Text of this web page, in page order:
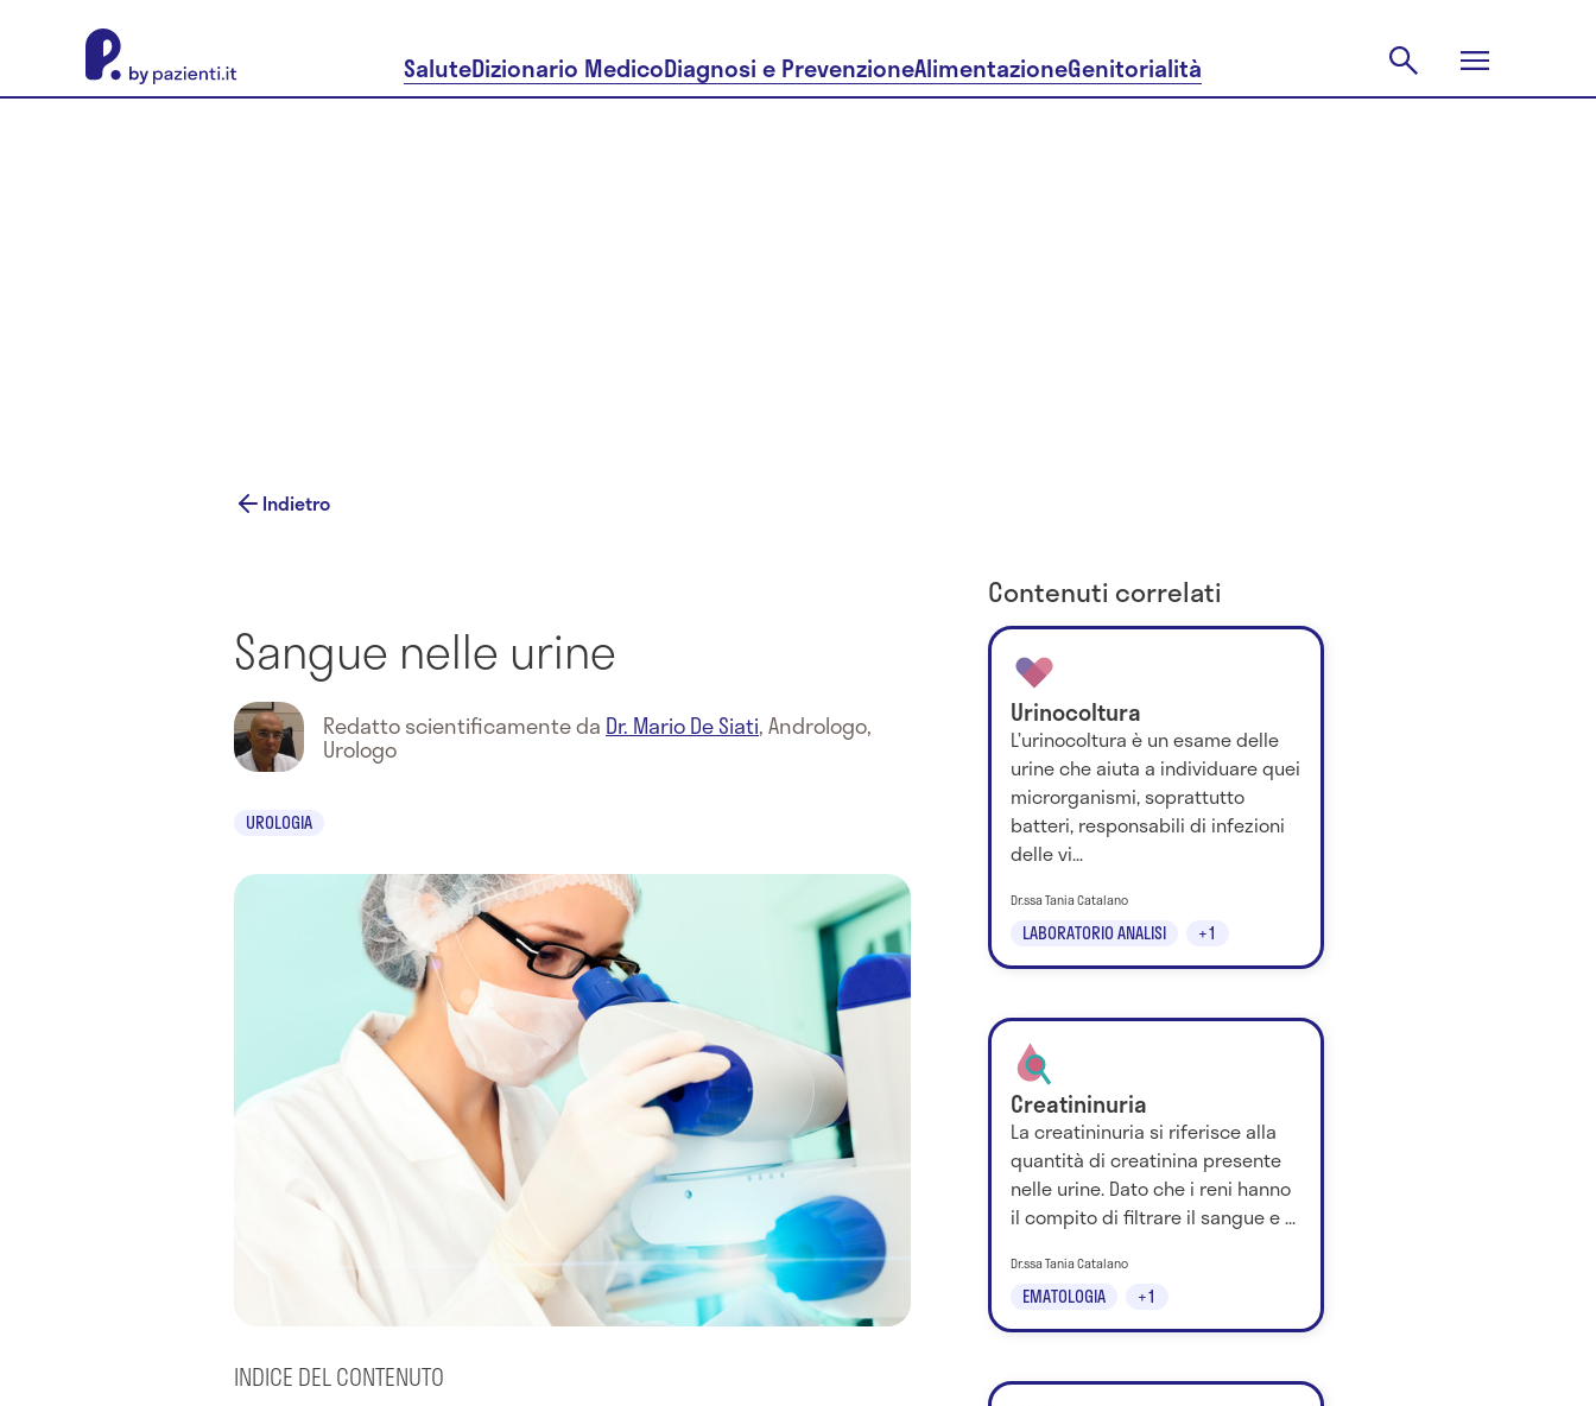
SaluteDizionario MedicoDiagnosi e PrevenzioneAlimentazioneGenitorialità
Indietro
Sangue nelle urine
Redatto scientificamente da Dr. Mario De Siati,Andrologo,
Urologo
UROLOGIA
INDICE DEL CONTENUTO
Contenuti correlati
Urinocoltura
L’urinocoltura è un esame delle
urine che aiuta a individuare quei
microrganismi, soprattutto
batteri, responsabili di infezioni
delle vi...
LABORATORIO ANALISI +1
Dr.ssa Tania Catalano
Creatininuria
La creatininuria si riferisce alla
quantità di creatinina presente
nelle urine. Dato che i reni hanno
il compito di filtrare il sangue e ...
EMATOLOGIA +1
Dr.ssa Tania Catalano